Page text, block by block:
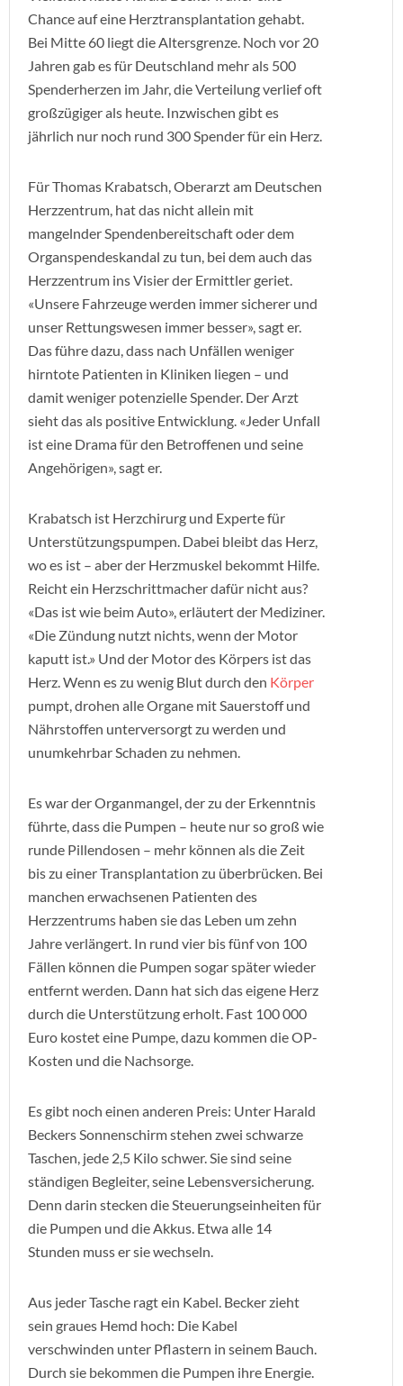
Chance auf eine Herztransplantation gehabt.
Bei Mitte 60 liegt die Altersgrenze. Noch vor 20
Jahren gab es für Deutschland mehr als 500
Spenderherzen im Jahr, die Verteilung verlief oft
großzügiger als heute. Inzwischen gibt es
jährlich nur noch rund 300 Spender für ein Herz.
Für Thomas Krabatsch, Oberarzt am Deutschen
Herzzentrum, hat das nicht allein mit
mangelnder Spendenbereitschaft oder dem
Organspendeskandal zu tun, bei dem auch das
Herzzentrum ins Visier der Ermittler geriet.
«Unsere Fahrzeuge werden immer sicherer und
unser Rettungswesen immer besser», sagt er.
Das führe dazu, dass nach Unfällen weniger
hirntote Patienten in Kliniken liegen – und
damit weniger potenzielle Spender. Der Arzt
sieht das als positive Entwicklung. «Jeder Unfall
ist eine Drama für den Betroffenen und seine
Angehörigen», sagt er.
Krabatsch ist Herzchirurg und Experte für
Unterstützungspumpen. Dabei bleibt das Herz,
wo es ist – aber der Herzmuskel bekommt Hilfe.
Reicht ein Herzschrittmacher dafür nicht aus?
«Das ist wie beim Auto», erläutert der Mediziner.
«Die Zündung nutzt nichts, wenn der Motor
kaputt ist.» Und der Motor des Körpers ist das
Herz. Wenn es zu wenig Blut durch den Körper
pumpt, drohen alle Organe mit Sauerstoff und
Nährstoffen unterversorgt zu werden und
unumkehrbar Schaden zu nehmen.
Es war der Organmangel, der zu der Erkenntnis
führte, dass die Pumpen – heute nur so groß wie
runde Pillendosen – mehr können als die Zeit
bis zu einer Transplantation zu überbrücken. Bei
manchen erwachsenen Patienten des
Herzzentrums haben sie das Leben um zehn
Jahre verlängert. In rund vier bis fünf von 100
Fällen können die Pumpen sogar später wieder
entfernt werden. Dann hat sich das eigene Herz
durch die Unterstützung erholt. Fast 100 000
Euro kostet eine Pumpe, dazu kommen die OP-
Kosten und die Nachsorge.
Es gibt noch einen anderen Preis: Unter Harald
Beckers Sonnenschirm stehen zwei schwarze
Taschen, jede 2,5 Kilo schwer. Sie sind seine
ständigen Begleiter, seine Lebensversicherung.
Denn darin stecken die Steuerungseinheiten für
die Pumpen und die Akkus. Etwa alle 14
Stunden muss er sie wechseln.
Aus jeder Tasche ragt ein Kabel. Becker zieht
sein graues Hemd hoch: Die Kabel
verschwinden unter Pflastern in seinem Bauch.
Durch sie bekommen die Pumpen ihre Energie.